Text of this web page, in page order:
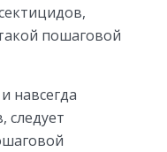
пошаговой
навсегда